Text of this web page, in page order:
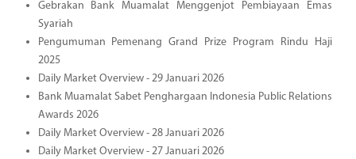
Gebrakan Bank Muamalat Menggenjot Pembiayaan Emas
Syariah
Pengumuman Pemenang Grand Prize Program Rindu Haji
2025
Daily Market Overview - 29 Januari 2026
Bank Muamalat Sabet Penghargaan Indonesia Public Relations
Awards 2026
Daily Market Overview - 28 Januari 2026
Daily Market Overview - 27 Januari 2026